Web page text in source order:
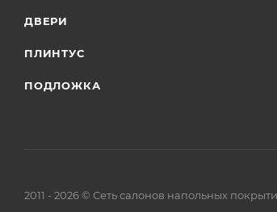
ДВЕРИ
ПЛИНТУС
ПОДЛОЖКА
2011 - 2026 © Сеть салонов напольных